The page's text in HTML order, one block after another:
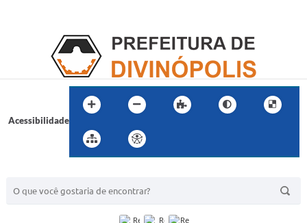
Acessibilidade